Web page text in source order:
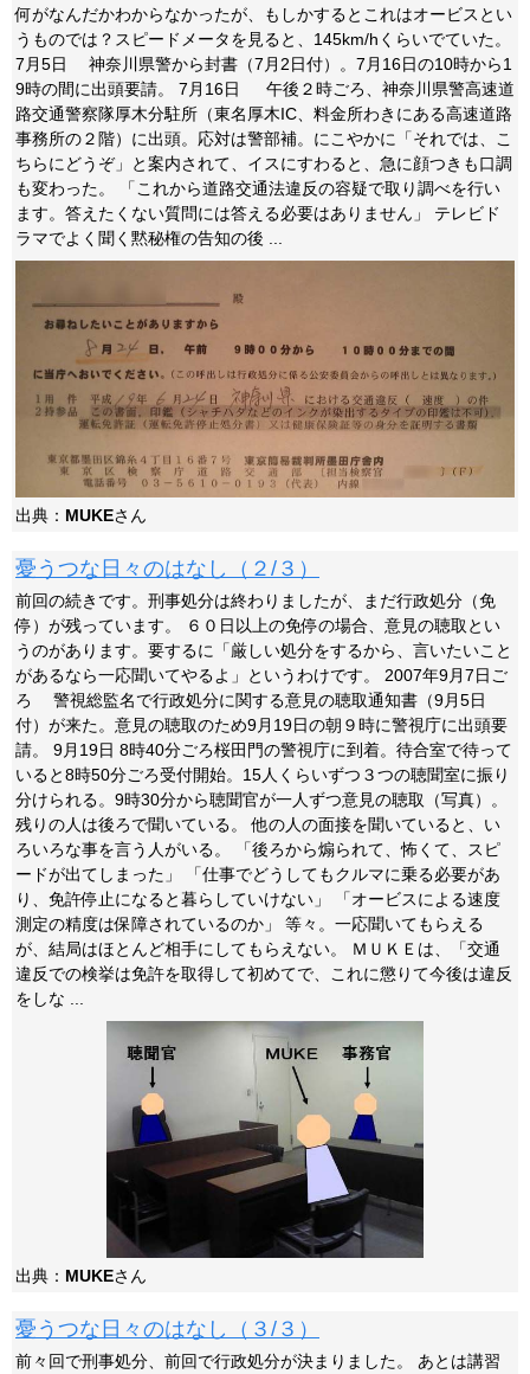
何がなんだかわからなかったが、もしかするとこれはオービスとい
うものでは？スピードメータを見ると、145km/hくらいでていた。
7月5日 神奈川県警から封書（7月2日付）。7月16日の10時から1
9時の間に出頭要請。 7月16日 午後２時ごろ、神奈川県警高速道
路交通警察隊厚木分駐所（東名厚木IC、料金所わきにある高速道路
事務所の２階）に出頭。応対は警部補。にこやかに「それでは、こ
ちらにどうぞ」と案内されて、イスにすわると、急に顔つきも口調
も変わった。 「これから道路交通法違反の容疑で取り調べを行い
ます。答えたくない質問には答える必要はありません」 テレビド
ラマでよく聞く黙秘権の告知の後 ...
出典： MUKEさん
憂うつな日々のはなし（２/３）
前回の続きです。刑事処分は終わりましたが、まだ行政処分（免
停）が残っています。 ６０日以上の免停の場合、意見の聴取とい
うのがあります。要するに「厳しい処分をするから、言いたいこと
があるなら一応聞いてやるよ」というわけです。 2007年9月7日ご
ろ 警視総監名で行政処分に関する意見の聴取通知書（9月5日
付）が来た。意見の聴取のため9月19日の朝９時に警視庁に出頭要
請。 9月19日 8時40分ごろ桜田門の警視庁に到着。待合室で待って
いると8時50分ごろ受付開始。15人くらいずつ３つの聴聞室に振り
分けられる。9時30分から聴聞官が一人ずつ意見の聴取（写真）。
残りの人は後ろで聞いている。 他の人の面接を聞いていると、い
ろいろな事を言う人がいる。 「後ろから煽られて、怖くて、スピ
ードが出てしまった」 「仕事でどうしてもクルマに乗る必要があ
り、免許停止になると暮らしていけない」 「オービスによる速度
測定の精度は保障されているのか」 等々。一応聞いてもらえる
が、結局はほとんど相手にしてもらえない。 ＭＵＫＥは、「交通
違反での検挙は免許を取得して初めてで、これに懲りて今後は違反
をしな ...
出典： MUKEさん
憂うつな日々のはなし（３/３）
前々回で刑事処分、前回で行政処分が決まりました。 あとは講習